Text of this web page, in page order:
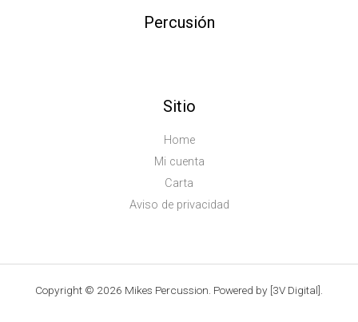
Percusión
Sitio
Home
Mi cuenta
Carta
Aviso de privacidad
Copyright © 2026 Mikes Percussion. Powered by [3V Digital].